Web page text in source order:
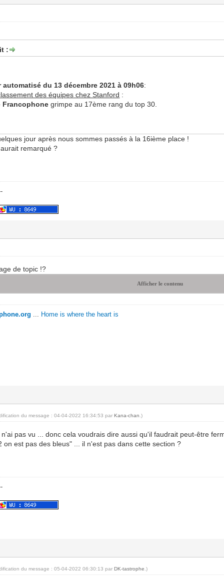
:
du 13 décembre 2021 à 09h06:
des équipes chez Stanford :
Francophone grimpe au 17ème rang du top 30.
jour après nous sommes passés à la 16ième place !
remarqué ?
de topic !?
Afficher le contenu
... Home is where the heart is
du message : 04-04-2022 16:34:53 parKana-chan .)
pas vu ... donc cela voudrais dire aussi qu'il faudrait peut-être
on est pas des bleus" ... il n'est pas dans cette section ?
du message : 05-04-2022 06:30:13 parDK-tastrophe .)